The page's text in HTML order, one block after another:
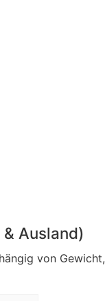
Ausland)
von Gewicht,